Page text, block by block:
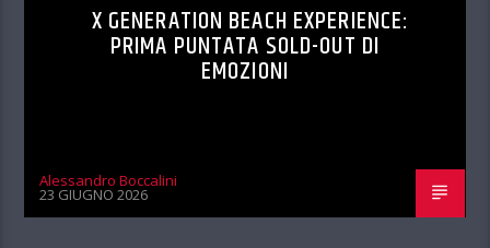
X GENERATION BEACH EXPERIENCE:
PRIMA PUNTATA SOLD-OUT DI
EMOZIONI
Alessandro Boccalini
23 GIUGNO 2026